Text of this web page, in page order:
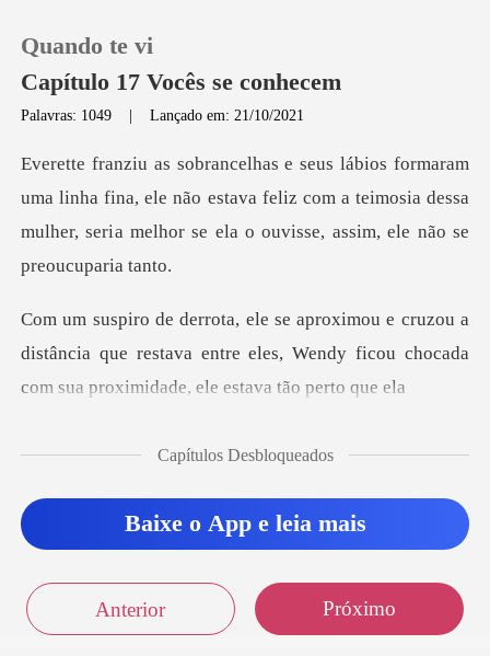
0
Sair
Quando te vi
Capítulo 17 Vocês se conhecem
Palavras: 1049 |Lançado em: 21/10/2021
ha fina, ele não estava feliz com a teimosia dessa
mulher, seri
a
distância que restava entre eles, Wendy ficou choca
Capítulos Desbloqueados
Baixe o App e leia mais
Anterior Próximo